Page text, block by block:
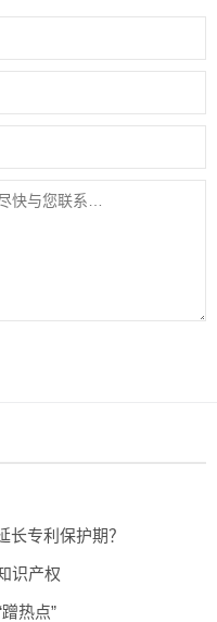
专利保护期？
识产权
热点”